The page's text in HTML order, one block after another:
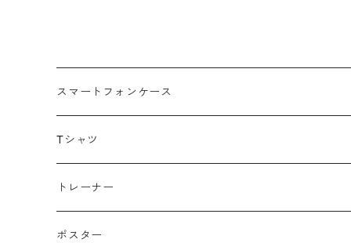
スマートフォンケース
海外
北海道
東北
Tシャツ
半袖
コットン
長袖
トレーナー
ポスター